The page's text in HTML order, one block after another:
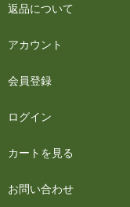
返品について
アカウント
会員登録
ログイン
カートを見る
お問い合わせ